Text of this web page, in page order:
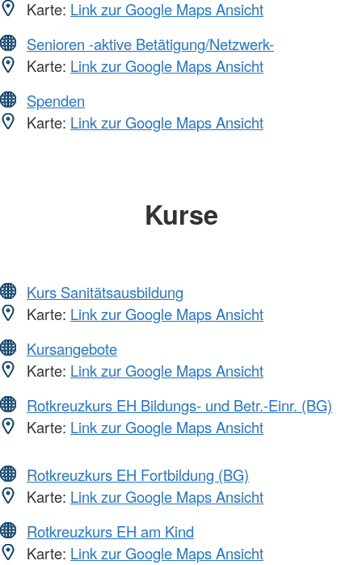
Karte: Link zur Google Maps Ansicht
Senioren -aktive Betätigung/Netzwerk-
Karte: Link zur Google Maps Ansicht
Spenden
Karte: Link zur Google Maps Ansicht
Kurse
Kurs Sanitätsausbildung
Karte: Link zur Google Maps Ansicht
Kursangebote
Karte: Link zur Google Maps Ansicht
Rotkreuzkurs EH Bildungs- und Betr.-Einr. (BG)
Karte: Link zur Google Maps Ansicht
Rotkreuzkurs EH Fortbildung (BG)
Karte: Link zur Google Maps Ansicht
Rotkreuzkurs EH am Kind
Karte: Link zur Google Maps Ansicht